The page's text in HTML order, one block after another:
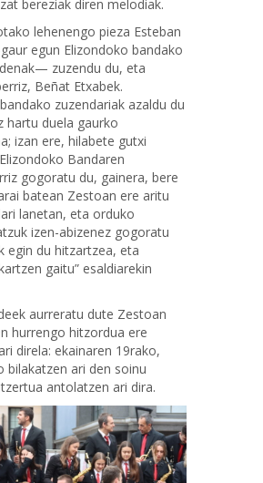
bereziak diren melodiak.
lehenengo pieza Esteban
egun Elizondoko bandako
zuzendu du, eta
Beñat Etxabek.
zuzendariak azaldu du
hartu duela gaurko
izan ere, hilabete gutxi
Bandaren
gogoratu du, gainera, bere
batean Zestoan ere aritu
lanetan, eta orduko
izen-abizenez gogoratu
egin du hitzartzea, eta
gaitu” esaldiarekin
aurreratu dute Zestoan
hurrengo hitzordua ere
direla: ekainaren 19rako,
bilakatzen ari den soinu
antolatzen ari dira.